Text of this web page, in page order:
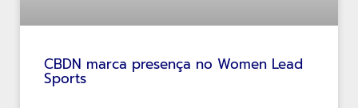
CBDN marca presença no Women Lead
Sports